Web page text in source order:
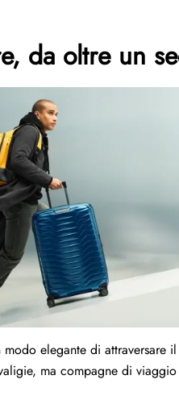
da oltre un
elegante di attraversare
ma compagne di